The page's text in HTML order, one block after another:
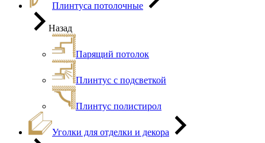
Плинтуса потолочные
Назад
Парящий потолок
Плинтус с подсветкой
Плинтус полистирол
Уголки для отделки и декора